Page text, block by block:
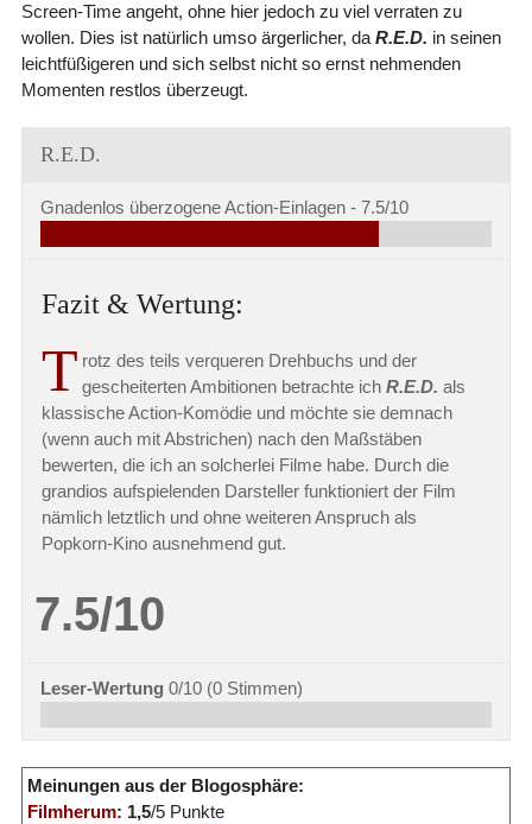
Screen-Time angeht, ohne hier jedoch zu viel verraten zu
wollen. Dies ist natürlich umso ärgerlicher, da R.E.D. in seinen
leichtfüßigeren und sich selbst nicht so ernst nehmenden
Momenten restlos überzeugt.
R.E.D.
Gnadenlos überzogene Action-Einlagen - 7.5/10
Fazit & Wertung:
T rotz des teils verqueren Drehbuchs und der
gescheiterten Ambitionen betrachte ich R.E.D. als
klassische Action-Komödie und möchte sie demnach
(wenn auch mit Abstrichen) nach den Maßstäben
bewerten, die ich an solcherlei Filme habe. Durch die
grandios aufspielenden Darsteller funktioniert der Film
nämlich letztlich und ohne weiteren Anspruch als
Popkorn-Kino ausnehmend gut.
7.5/10
Leser-Wertung 0/10 (0Stimmen)
Meinungen aus der Blogosphäre:
Filmherum: 1,5/5 Punkte